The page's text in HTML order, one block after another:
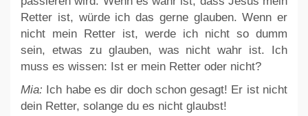
Retter ist, würde ich das gerne glauben. Wenn er
nicht mein Retter ist, werde ich nicht so dumm
sein, etwas zu glauben, was nicht wahr ist. Ich
muss es wissen: Ist er mein Retter oder nicht?
Mia: Ich habe es dir doch schon gesagt! Er ist nicht
dein Retter, solange du es nicht glaubst!